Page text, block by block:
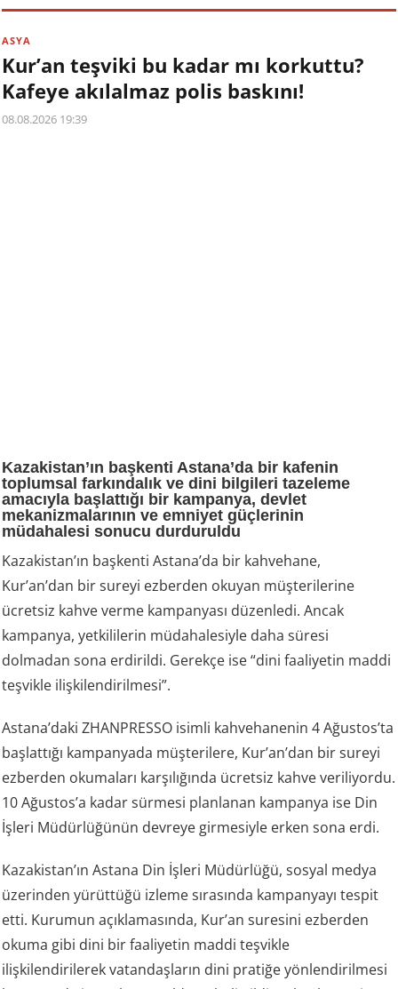
ASYA
Kur’an teşviki bu kadar mı korkuttu?
Kafeye akılalmaz polis baskını!
08.08.2026 19:39
Kazakistan’ın başkenti Astana’da bir kafenin
toplumsal farkındalık ve dini bilgileri tazeleme
amacıyla başlattığı bir kampanya, devlet
mekanizmalarının ve emniyet güçlerinin
müdahalesi sonucu durduruldu
Kazakistan’ın başkenti Astana’da bir kahvehane,
Kur’an’dan bir sureyi ezberden okuyan müşterilerine
ücretsiz kahve verme kampanyası düzenledi. Ancak
kampanya, yetkililerin müdahalesiyle daha süresi
dolmadan sona erdirildi. Gerekçe ise “dini faaliyetin maddi
teşvikle ilişkilendirilmesi”.
Astana’daki ZHANPRESSO isimli kahvehanenin 4 Ağustos’ta
başlattığı kampanyada müşterilere, Kur’an’dan bir sureyi
ezberden okumaları karşılığında ücretsiz kahve veriliyordu.
10 Ağustos’a kadar sürmesi planlanan kampanya ise Din
İşleri Müdürlüğünün devreye girmesiyle erken sona erdi.
Kazakistan’ın Astana Din İşleri Müdürlüğü, sosyal medya
üzerinden yürüttüğü izleme sırasında kampanyayı tespit
etti. Kurumun açıklamasında, Kur’an suresini ezberden
okuma gibi dini bir faaliyetin maddi teşvikle
ilişkilendirilerek vatandaşların dini pratiğe yönlendirilmesi